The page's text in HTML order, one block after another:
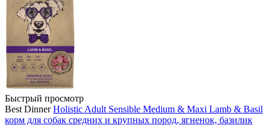
Быстрый просмотр
Best Dinner Holistic Adult Sensible Medium & Maxi Lamb & Basil
корм для собак средних и крупных пород, ягненок, базилик